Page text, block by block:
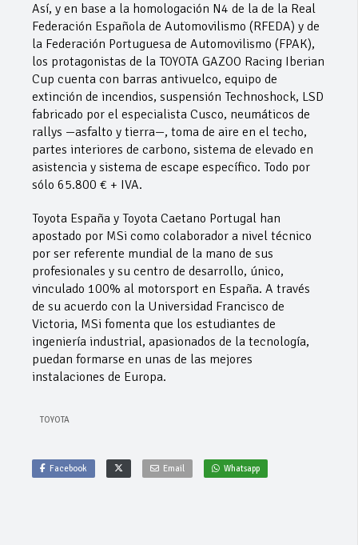
Así, y en base a la homologación N4 de la de la Real
Federación Española de Automovilismo (RFEDA) y de
la Federación Portuguesa de Automovilismo (FPAK),
los protagonistas de la TOYOTA GAZOO Racing Iberian
Cup cuenta con barras antivuelco, equipo de
extinción de incendios, suspensión Technoshock, LSD
fabricado por el especialista Cusco, neumáticos de
rallys —asfalto y tierra—, toma de aire en el techo,
partes interiores de carbono, sistema de elevado en
asistencia y sistema de escape específico. Todo por
sólo 65.800 € + IVA.
Toyota España y Toyota Caetano Portugal han
apostado por MSi como colaborador a nivel técnico
por ser referente mundial de la mano de sus
profesionales y su centro de desarrollo, único,
vinculado 100% al motorsport en España. A través
de su acuerdo con la Universidad Francisco de
Victoria, MSi fomenta que los estudiantes de
ingeniería industrial, apasionados de la tecnología,
puedan formarse en unas de las mejores
instalaciones de Europa.
TOYOTA
Facebook Email Whatsapp